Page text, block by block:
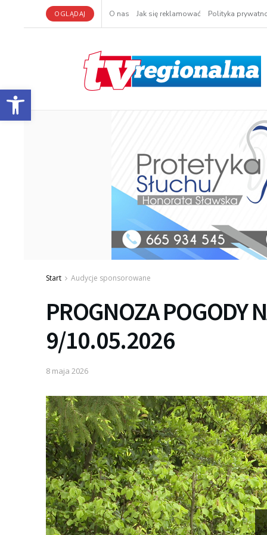
Otwórz pasek narzędzi
OGLĄDAJ O nas Jak się reklamować Polityka
Start Audycje sponsorowane
PROGNOZA POGODY
9/10.05.2026
8 maja 2026